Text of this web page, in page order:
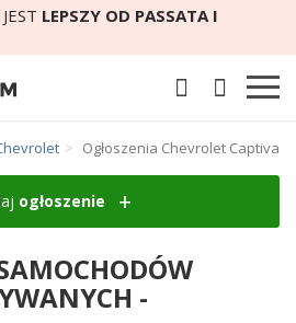
LEPSZY OD PASSATA I
Ogłoszenia Chevrolet Captiva
ogłoszenie
-